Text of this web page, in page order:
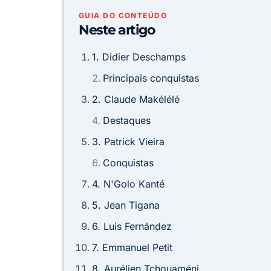
GUIA DO CONTEÚDO
Neste artigo
1. Didier Deschamps
Principais conquistas
2. Claude Makélélé
Destaques
3. Patrick Vieira
Conquistas
4. N'Golo Kanté
5. Jean Tigana
6. Luis Fernández
7. Emmanuel Petit
8. Aurélien Tchouaméni